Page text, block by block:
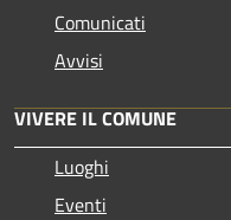
Comunicati
Avvisi
VIVERE IL COMUNE
Luoghi
Eventi